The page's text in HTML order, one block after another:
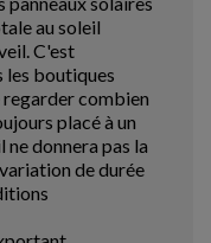
au soleil
C'est
les boutiques
combien
placé à un
donnera pas la
de durée